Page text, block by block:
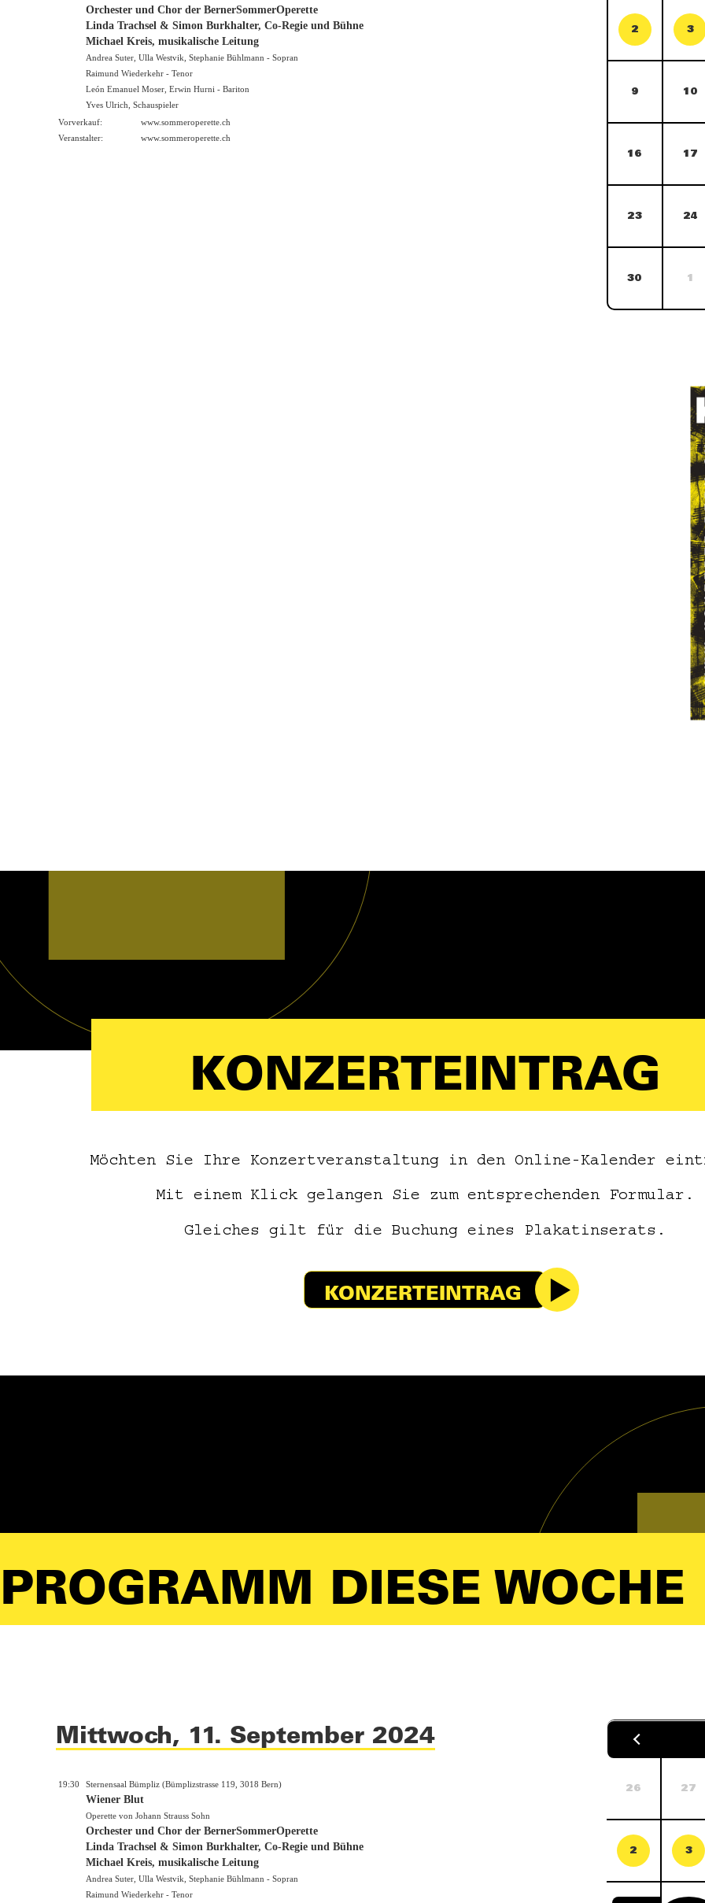
Orchester und Chor der BernerSommerOperette
Linda Trachsel & Simon Burkhalter, Co-Regie und Bühne
Michael Kreis, musikalische Leitung
Andrea Suter, Ulla Westvik, Stephanie Bühlmann - Sopran
Raimund Wiederkehr - Tenor
León Emanuel Moser, Erwin Hurni - Bariton
Yves Ulrich, Schauspieler
Vorverkauf:
www.sommeroperette.ch
Veranstalter:
www.sommeroperette.ch
2 3
9 10
16 17
23 24
30 1
KONZERTEINTRAG
Möchten Sie Ihre Konzertveranstaltung in den Online-Kalender
Mit einem Klick gelangen Sie zum entsprechenden Formular.
Gleiches gilt für die Buchung eines Plakatinserats.
KONZERTEINTRAG
PROGRAMM DIESE WOCHE
Mittwoch, 11. September 2024
19:30 Sternensaal Bümpliz (Bümplizstrasse 119, 3018 Bern)
Wiener Blut
Operette von Johann Strauss Sohn
Orchester und Chor der BernerSommerOperette
Linda Trachsel & Simon Burkhalter, Co-Regie und Bühne
Michael Kreis, musikalische Leitung
Andrea Suter, Ulla Westvik, Stephanie Bühlmann - Sopran
Raimund Wiederkehr - Tenor
26 27
2 3